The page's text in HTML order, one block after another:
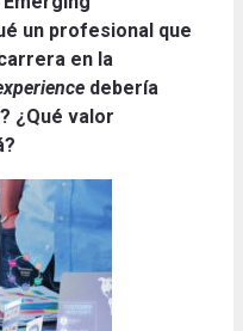
un profesional que
en la
debería
¿Qué valor